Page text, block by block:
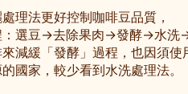
理法更好控制咖啡豆品質，
：選豆→去除果肉→發酵→水洗
減緩「發酵」過程，也因須使
國家，較少看到水洗處理法。